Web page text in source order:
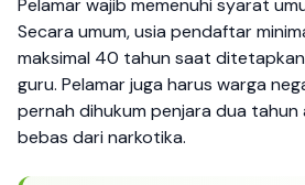
Pelamar wajib memenuhi syarat
Secara umum, usia pendaftar
maksimal 40 tahun saat
guru. Pelamar juga harus warga
pernah dihukum penjara dua tahun
bebas dari narkotika.